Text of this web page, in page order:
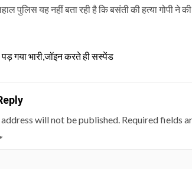
पुलिस यह नहीं बता रही है कि बसंती की हत्या गोपी ने
गया भारी,जॉइन करते ही सस्पेंड
will not be published. Required fields